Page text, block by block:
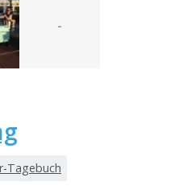
-
Tagebuch